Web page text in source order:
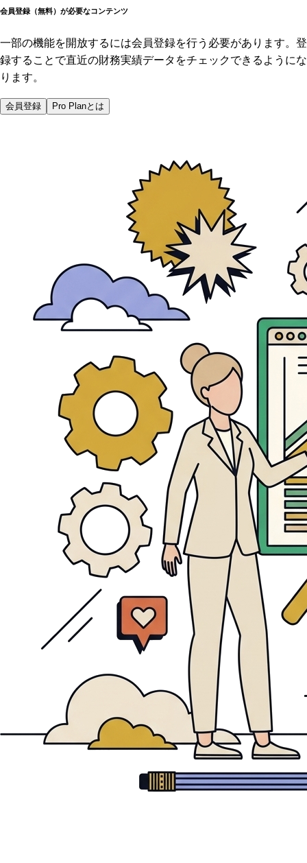
会員登録（無料）が必要なコンテンツ
一部の機能を開放するには会員登録を行う必要があります。登
録することで直近の財務実績データをチェックできるようにな
ります。
会員登録 Pro Planとは